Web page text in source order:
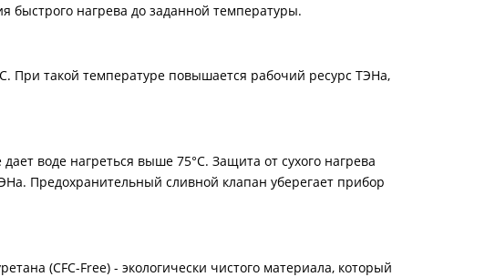
нагрева до заданной температуры.
При такой температуре повышается рабочий ресурс ТЭНа,
воде нагреться выше 75°C. Защита от сухого нагрева
Предохранительный сливной клапан уберегает прибор
(CFC-Free) - экологически чистого материала, который